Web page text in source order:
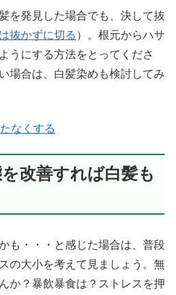
を発見した場合でも、決して抜
抜かずに切る ）。根元からハサ
うにする方法をとってくださ
場合は、白髪染めも検討してみ
なくする
改善すれば白髪も
も・・・と感じた場合は、普段
の大小を考えて見ましょう。無
か？暴飲暴食は？ストレスを押